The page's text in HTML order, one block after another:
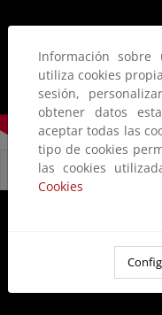
Reservas Naturales
Información
utiliza cookies
sesión,
obtener datos
aceptar todas las
tipo de cookies
las cookies
Cookies